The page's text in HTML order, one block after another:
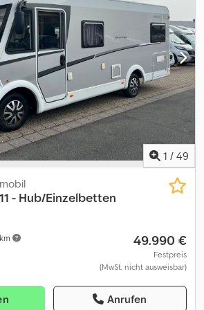
* Auflastung 1.800 kg (inkl.
* Sicherheitspaket (ATC Trailer Control,
DuoControl mit Crash Sensor und
Rauchmelder) * Dusch-Paket
Duscharmatur und -vorhang, City-
auf Alufelge 195 R14 C LI106, 1700
Klimaanlage vorbereitet * Bugfenster *
* 2er Deichselfahrradträger Thule Superb
Delle Seitenwand hinten rechts ---- -
und Irrtümer vorbehalten! ----
Codpoubg Hvefx Anmjha
1 / 49
- Hub/Einzelbetten
49.990 €
Festpreis
(MwSt. nicht ausweisbar)
Anrufen